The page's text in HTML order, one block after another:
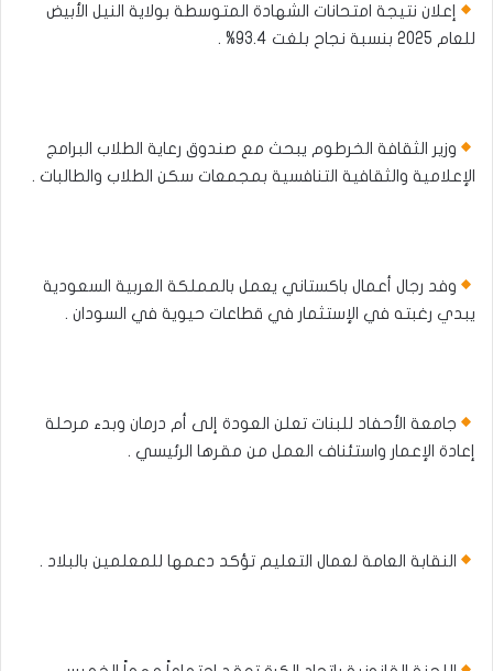
إعلان نتيجة امتحانات الشهادة المتوسطة بولاية النيل الأبيض
للعام 2025 بنسبة نجاح بلغت 93.4% .
وزير الثقافة الخرطوم يبحث مع صندوق رعاية الطلاب البرامج
الإعلامية والثقافية التنافسية بمجمعات سكن الطلاب والطالبات .
وفد رجال أعمال باكستاني يعمل بالمملكة العربية السعودية
يبدي رغبته في الإستثمار في قطاعات حيوية في السودان .
جامعة الأحفاد للبنات تعلن العودة إلى أم درمان وبدء مرحلة
إعادة الإعمار واستئناف العمل من مقرها الرئيسي .
النقابة العامة لعمال التعليم تؤكد دعمها للمعلمين بالبلاد .